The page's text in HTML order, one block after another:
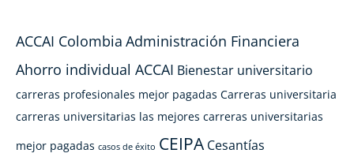
ACCAI Colombia Administración Financiera
Ahorro individual ACCAI Bienestar universitario
carreras profesionales mejor pagadas Carreras universitaria
carreras universitarias las mejores carreras universitarias
mejor pagadas casos de éxito CEIPA Cesantías